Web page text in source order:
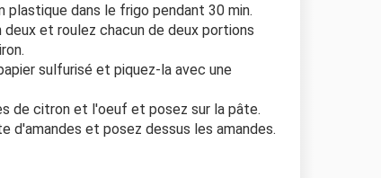
dans le frigo pendant 30 min.
et roulez chacun de deux portions
sulfurisé et piquez-la avec une
de citron et l'oeuf et posez sur la pâte.
d'amandes et posez dessus les amandes.